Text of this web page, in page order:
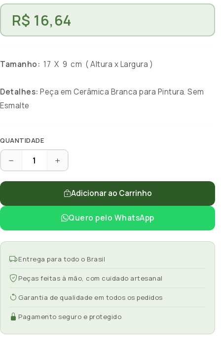
R$ 16,64
Tamanho: 17 X 9 cm ( Altura x Largura )
Detalhes: Peça em Cerâmica Branca para Pintura. Sem
Esmalte
QUANTIDADE
Adicionar ao Carrinho
Quero pelo WhatsApp
Entrega para todo o Brasil
Peças feitas à mão, com cuidado artesanal
Garantia de qualidade em todos os pedidos
Pagamento seguro e protegido